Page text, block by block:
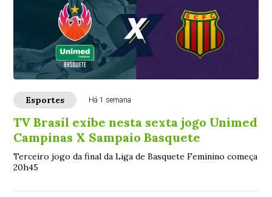
Esportes Há 1 semana
TV Brasil exibe nesta sexta jogo Unimed
Campinas X Sampaio Basquete
Terceiro jogo da final da Liga de Basquete Feminino começa
20h45